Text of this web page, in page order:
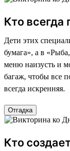
Кто всегда
Дети этих
бумага», а в
меню наизусть и
багаж, чтобы все
всегда искренняя.
Отгадка
Кто